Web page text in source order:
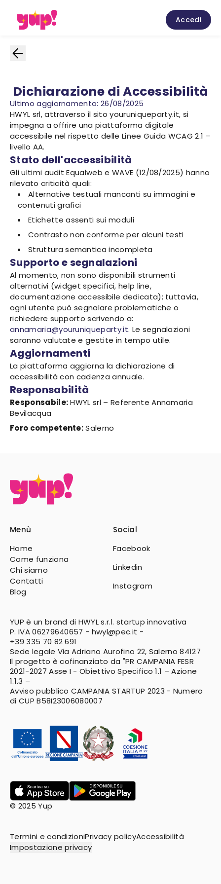
Accedi
Dichiarazione di Accessibilità
Ultimo aggiornamento: 26/08/2025
HWYL srl, attraverso il sito youruniqueparty.it, si
impegna a offrire una piattaforma digitale
accessibile nel rispetto delle Linee Guida WCAG 2.1 –
livello AA.
Stato dell'accessibilità
Gli ultimi audit Equalweb e WAVE (12/08/2025) hanno
rilevato criticità quali:
Alternative testuali mancanti su immagini e
contenuti grafici
Etichette assenti sui moduli
Contrasto non conforme per alcuni testi
Struttura semantica incompleta
Supporto e segnalazioni
Al momento, non sono disponibili strumenti
alternativi (widget specifici, help line,
documentazione accessibile dedicata); tuttavia,
ogni utente può segnalare problematiche o
richiedere supporto scrivendo a:
annamaria@youruniqueparty.it. Le segnalazioni
saranno valutate e gestite in tempo utile.
Aggiornamenti
La piattaforma aggiorna la dichiarazione di
accessibilità con cadenza annuale.
Responsabilità
Responsabile:HWYL srl – Referente Annamaria
Bevilacqua
Foro competente:Salerno
Menù
Home
Come funziona
Chi siamo
Contatti
Blog
Social
Facebook
Linkedin
Instagram
YUP è un brand di HWYL s.r.l. startup innovativa
P. IVA 06279640657 - hwyl@pec.it -
+39 335 70 82 691
Sede legale Via Adriano Aurofino 22, Salerno 84127
Il progetto è cofinanziato da "PR CAMPANIA FESR
2021-2027 Asse I - Obiettivo Specifico 1.1 – Azione
1.1.3 –
Avviso pubblico CAMPANIA STARTUP 2023 - Numero
di CUP B58I23006080007
© 2025 Yup
Termini e condizioniPrivacy policyAccessibilità
Impostazione privacy